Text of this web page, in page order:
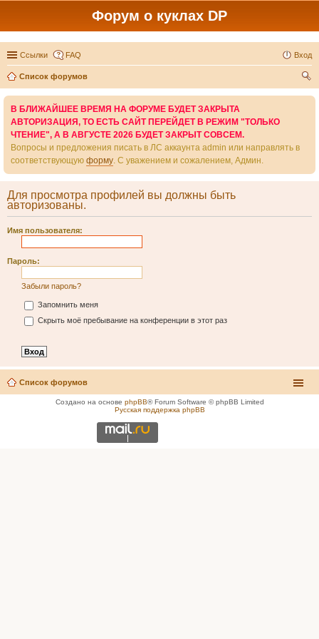
Форум о куклах DP
Ссылки FAQ Вход
Список форумов
В БЛИЖАЙШЕЕ ВРЕМЯ НА ФОРУМЕ БУДЕТ ЗАКРЫТА
АВТОРИЗАЦИЯ, ТО ЕСТЬ САЙТ ПЕРЕЙДЕТ В РЕЖИМ "ТОЛЬКО
ЧТЕНИЕ", А В АВГУСТЕ 2026 БУДЕТ ЗАКРЫТ СОВСЕМ.
Вопросы и предложения писать в ЛС аккаунта admin или направлять в
соответствующую форму. С уважением и сожалением, Админ.
Для просмотра профилей вы должны быть
авторизованы.
Имя пользователя:
Пароль:
Забыли пароль?
Запомнить меня
Скрыть моё пребывание на конференции в этот раз
Список форумов
Создано на основе phpBB® Forum Software © phpBB Limited
Русская поддержка phpBB